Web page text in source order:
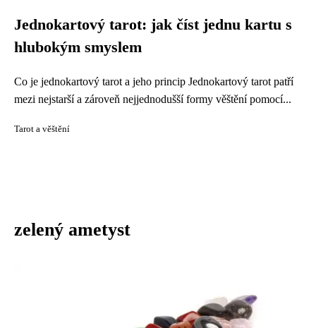
Jednokartový tarot: jak číst jednu kartu s
hlubokým smyslem
Co je jednokartový tarot a jeho princip Jednokartový tarot patří
mezi nejstarší a zároveň nejjednodušší formy věštění pomocí...
Tarot a věštění
zelený ametyst